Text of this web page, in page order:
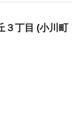
３丁目 (小川町